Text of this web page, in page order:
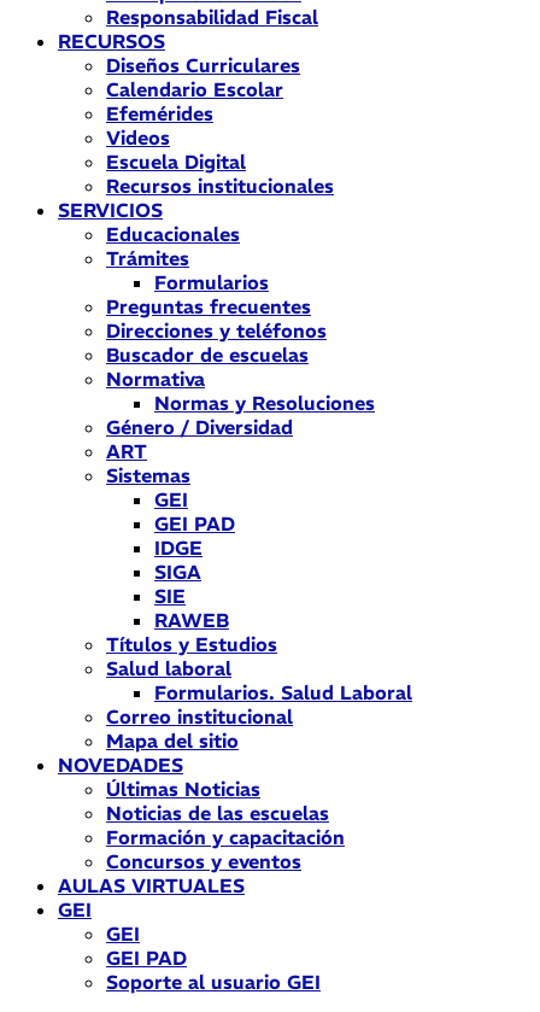
Responsabilidad Fiscal
RECURSOS
Diseños Curriculares
Calendario Escolar
Efemérides
Videos
Escuela Digital
Recursos institucionales
SERVICIOS
Educacionales
Trámites
Formularios
Preguntas frecuentes
Direcciones y teléfonos
Buscador de escuelas
Normativa
Normas y Resoluciones
Género / Diversidad
ART
Sistemas
GEI
GEI PAD
IDGE
SIGA
SIE
RAWEB
Títulos y Estudios
Salud laboral
Formularios. Salud Laboral
Correo institucional
Mapa del sitio
NOVEDADES
Últimas Noticias
Noticias de las escuelas
Formación y capacitación
Concursos y eventos
AULAS VIRTUALES
GEI
GEI
GEI PAD
Soporte al usuario GEI